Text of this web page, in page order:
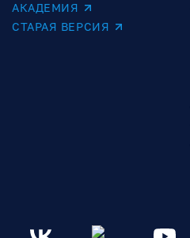
АКАДЕМИЯ
СТАРАЯ ВЕРСИЯ